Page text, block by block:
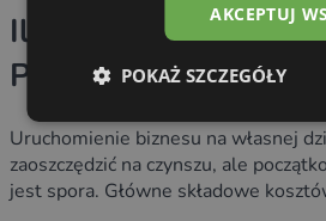
Ile to wszystko
Planowanie budżetu
Uruchomienie biznesu na własnej
zaoszczędzić na czynszu, ale
jest spora. Główne składowe
AKCEPTUJ
POKAŻ SZCZEGÓŁY